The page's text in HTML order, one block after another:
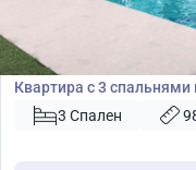
Квартира
Квартира с 3
489043 Спален